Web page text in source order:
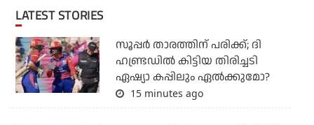
LATEST STORIES
സൂപ്പര്‍ താരത്തിന് പരിക്ക്; ദി
ഹണ്ട്രഡില്‍ കിട്ടിയ തിരിച്ചടി
ഏഷ്യാ കപ്പിലും ഏല്‍ക്കുമോ?
15 minutes ago